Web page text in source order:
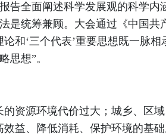
全面阐述科学发展观的科学内
是统筹兼顾。大会通过《中国
和‘三个代表’重要思想既一脉
思想”。
源环境代价过大；城乡、区
益、降低消耗、保护环境的基